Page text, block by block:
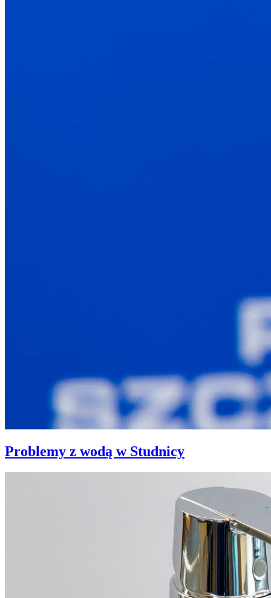
Problemy z wodą w Studnicy